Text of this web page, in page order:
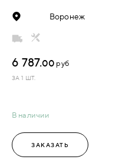
Воронеж
В наличии
6 787.00 руб
ЗА 1 ШТ.
ЗАКАЗАТЬ